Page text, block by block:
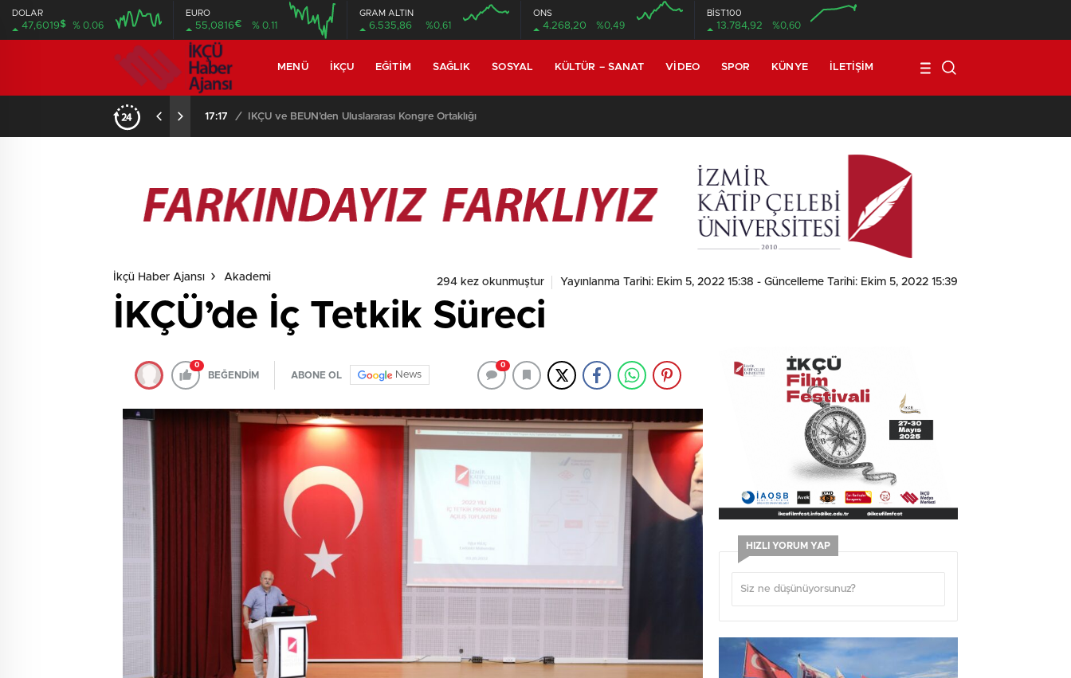
DOLAR
47,6019$ % 0.06
EURO
55,0816€ % 0.11
GRAM ALTIN
6.535,86 %0,61
ONS
4.268,20 %0,49
BİST100
13.784,92 %0,60
MENÜ İKÇU EĞITIM SAĞLIK SOSYAL KÜLTÜR – SANAT VIDEO SPOR KÜNYE İLETIŞIM
17:08 / Prof. Dr. Mustafa Agah Tekindal’ın Makalesi En Çok Görüntülenen Yayınlar Arasında
İkçü Haber Ajansı Akademi 294 kez okunmuştur Yayınlanma Tarihi: Ekim 5, 2022 15:38 - Güncelleme Tarihi: Ekim 5, 2022 15:39
İKÇÜ’de İç Tetkik Süreci
0
BEĞENDİM ABONE OL News
0
HIZLI YORUM YAP